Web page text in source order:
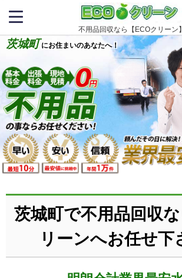
不用品回収なら【ECOクリーン】
茨城町 にお住まいのあなたへ！
茨城町で不用品回収
リーンへお任せ下